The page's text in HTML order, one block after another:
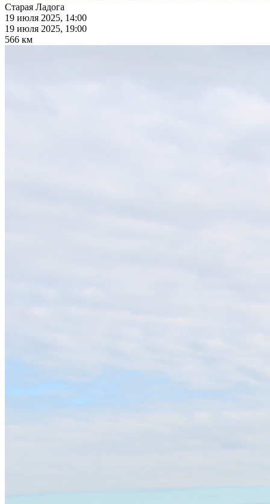
Старая Ладога
19 июля 2025, 14:00
19 июля 2025, 19:00
566 км